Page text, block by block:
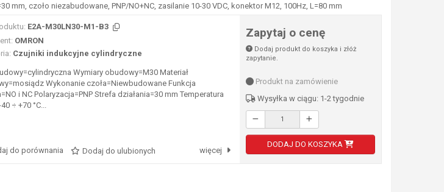
mm, czoło niezabudowane, PNP/NO+NC, zasilanie 10-30 VDC, konektor M12, 100Hz, L=80 mm
E2A-M30LN30-M1-B3
OMRON
Czujniki indukcyjne cylindryczne
Wymiary obudowy=M30 Materiał
Wykonanie czoła=Niewbudowane Funkcja
i NC Polaryzacja=PNP Strefa działania=30 mm Temperatura
÷ +70 °C...
do porównania Dodaj do ulubionych więcej
Zapytaj o cenę
Dodaj produkt do koszyka i złóż
zapytanie.
Produkt na zamówienie
Wysyłka w ciągu: 1-2 tygodnie
DODAJ DO KOSZYKA